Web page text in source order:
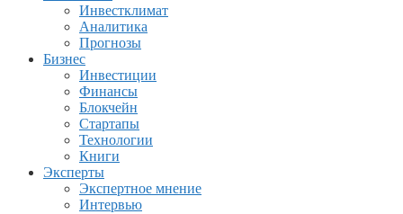
Инвестклимат
Аналитика
Прогнозы
Бизнес
Инвестиции
Финансы
Блокчейн
Стартапы
Технологии
Книги
Эксперты
Экспертное мнение
Интервью